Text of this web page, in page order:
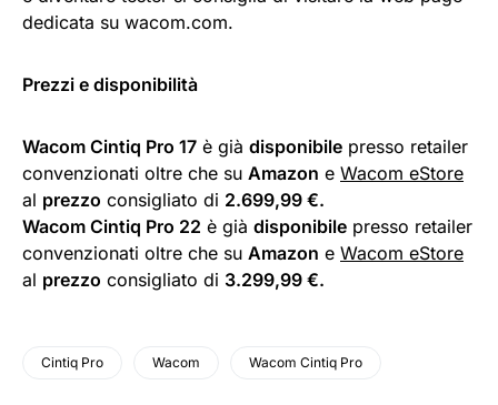
dedicata su wacom.com.
Prezzi e disponibilità
Wacom Cintiq Pro 17 è già disponibile presso retailer
convenzionati oltre che su Amazon e Wacom eStore
al prezzo consigliato di 2.699,99 €.
Wacom Cintiq Pro 22 è già disponibile presso retailer
convenzionati oltre che su Amazon e Wacom eStore
al prezzo consigliato di 3.299,99 €.
Cintiq Pro Wacom Wacom Cintiq Pro